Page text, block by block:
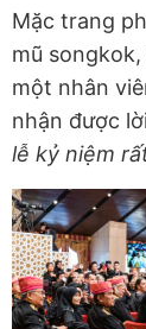
Mặc trang
mũ
một nhân
nhận được
lễ kỷ niệm